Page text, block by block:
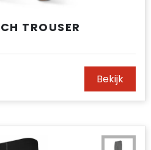
TROUSER
Bekijk